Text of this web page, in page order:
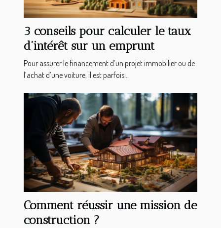
3 conseils pour calculer le taux
d’intérêt sur un emprunt
Pour assurer le financement d’un projet immobilier ou de
l’achat d’une voiture, il est parfois...
Comment réussir une mission de
construction ?